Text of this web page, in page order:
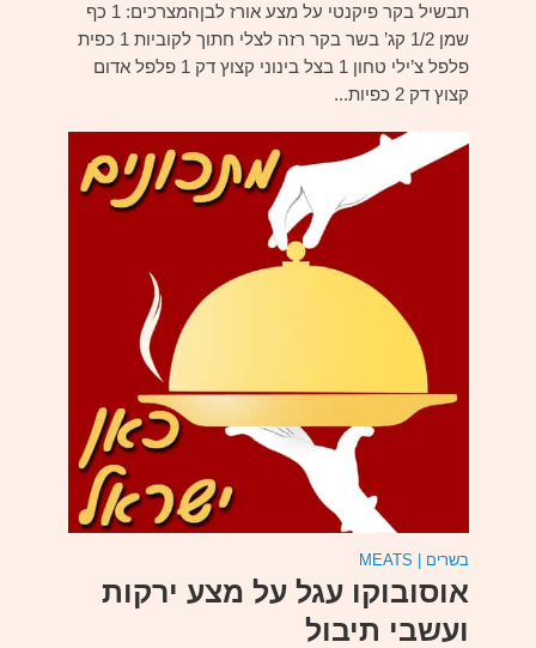
תבשיל בקר פיקנטי על מצע אורז לבןהמצרכים: 1 כף
שמן 1/2 קג’ בשר בקר רזה לצלי חתוך לקוביות 1 כפית
פלפל צ’ילי טחון 1 בצל בינוני קצוץ דק 1 פלפל אדום
קצוץ דק 2 כפיות...
בשרים | MEATS
אוסובוקו עגל על מצע ירקות
ועשבי תיבול